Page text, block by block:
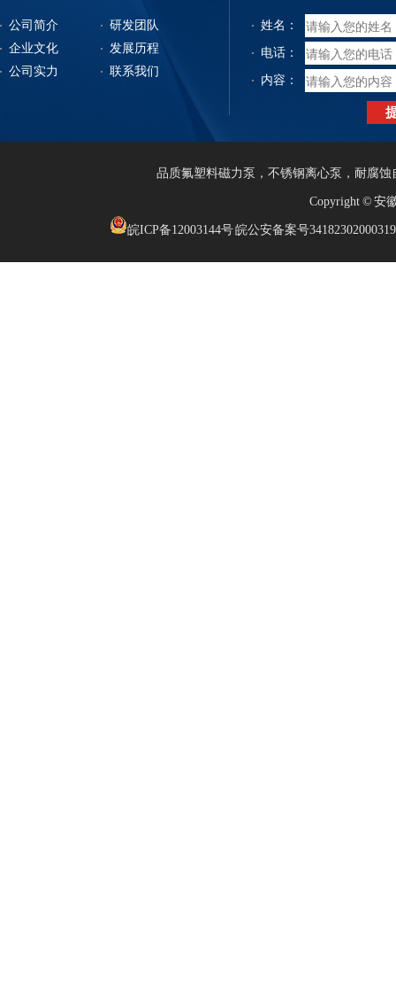
公司简介
研发团队
企业文化
发展历程
公司实力
联系我们
姓名：
电话：
内容：
品质氟塑料磁力泵 ， 不锈钢离心泵 ， 耐腐蚀
Copyright © 安
皖ICP备12003144号皖公安备案号34182302000319